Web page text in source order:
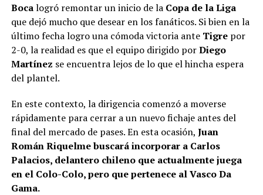
Bocalogró remontar un inicio de la Copa de la Liga
que dejó mucho que desear en los fanáticos. Si bien en la
último fecha logro una cómoda victoria ante Tigrepor
2-0, la realidad es que el equipo dirigido porDiego
Martínez se encuentra lejos de lo que el hincha espera
del plantel.
En este contexto, la dirigencia comenzó a moverse
rápidamente para cerrar a un nuevo fichaje antes del
final del mercado de pases. En esta ocasión, Juan
Román Riquelme buscará incorporar a Carlos
Palacios, delantero chileno que actualmente juega
en el Colo-Colo, pero que pertenece al Vasco Da
Gama.